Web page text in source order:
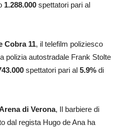
1.288.000 spettatori pari al
Cobra 11, il telefilm poliziesco
polizia autostradale Frank Stolte
spettatori pari al 5.9% di
di Verona, Il barbiere di
dal regista Hugo de Ana ha